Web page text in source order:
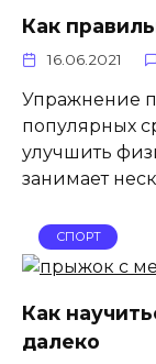
Как
16.06.2021
Упражнение
популярных
улучшить
занимает
СПОРТ
Как
далеко